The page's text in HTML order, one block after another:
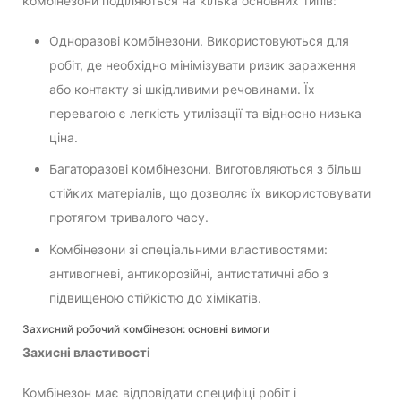
Одноразові комбінезони. Використовуються для
робіт, де необхідно мінімізувати ризик зараження
або контакту зі шкідливими речовинами. Їх
перевагою є легкість утилізації та відносно низька
ціна.
Багаторазові комбінезони. Виготовляються з більш
стійких матеріалів, що дозволяє їх використовувати
протягом тривалого часу.
Комбінезони зі спеціальними властивостями:
антивогневі, антикорозійні, антистатичні або з
підвищеною стійкістю до хімікатів.
Захисний робочий комбінезон: основні вимоги
Захисні властивості
Комбінезон має відповідати специфіці робіт і